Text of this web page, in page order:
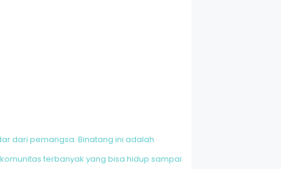
dari pemangsa. Binatang ini adalah
terbanyak yang bisa hidup sampai